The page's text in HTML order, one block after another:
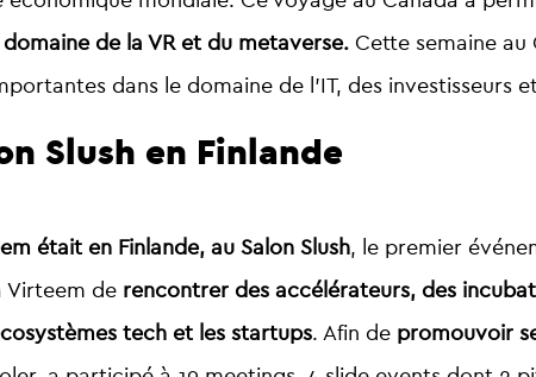
de la VR et du metaverse. Cette semaine au
dans le domaine de l’IT, des investisseurs
Slush en Finlande
était en Finlande, au Salon Slush, le premier
Virteem de rencontrer des accélérateurs, des
tech et les startups. Afin de promouvoir